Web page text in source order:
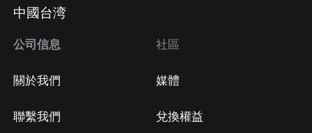
方法 Google Play取消訂閱方法
中國台湾
公司信息
關於我們
聯繫我們
社區
媒體
兌換權益